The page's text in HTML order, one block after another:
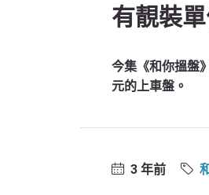
有靚裝
今集《和你搵盤
元的上車盤。
3 年前